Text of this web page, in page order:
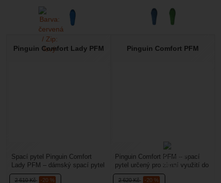
Pinguin Comfort Lady PFM
2 610Kč -20 %
Spací pytel Pinguin Comfort
Lady PFM – dámský spací pytel
pro postavy do 175 cm je určený
Pinguin Comfort PFM
2 620Kč -20 %
Pinguin Comfort PFM – spací
pytel určený pro zimní využití do
-7°C. Je anatomicky tvarovaný.